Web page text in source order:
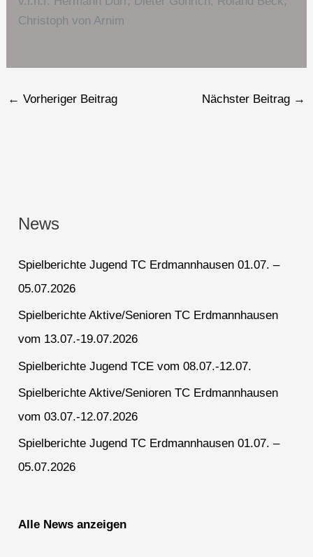
Christoph von Arnim
← Vorheriger Beitrag Nächster Beitrag →
News
Spielberichte Jugend TC Erdmannhausen 01.07. –
05.07.2026
Spielberichte Aktive/Senioren TC Erdmannhausen
vom 13.07.-19.07.2026
Spielberichte Jugend TCE vom 08.07.-12.07.
Spielberichte Aktive/Senioren TC Erdmannhausen
vom 03.07.-12.07.2026
Spielberichte Jugend TC Erdmannhausen 01.07. –
05.07.2026
Alle News anzeigen